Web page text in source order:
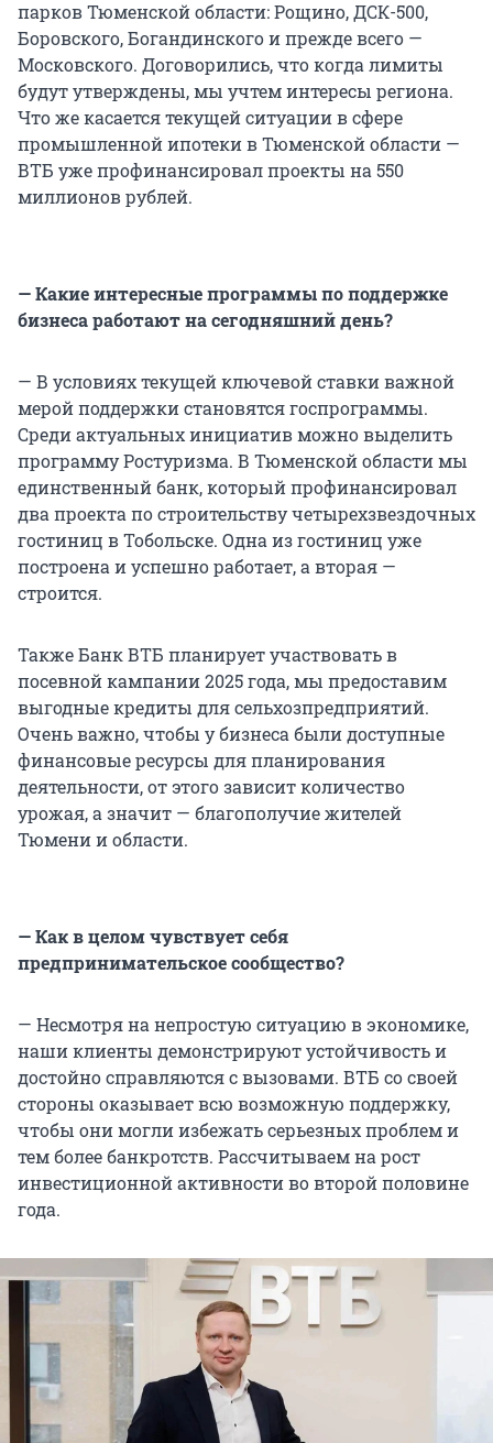
парков Тюменской области: Рощино, ДСК-500,
Боровского, Богандинского и прежде всего —
Московского. Договорились, что когда лимиты
будут утверждены, мы учтем интересы региона.
Что же касается текущей ситуации в сфере
промышленной ипотеки в Тюменской области —
ВТБ уже профинансировал проекты на 550
миллионов рублей.
— Какие интересные программы по поддержке
бизнеса работают на сегодняшний день?
— В условиях текущей ключевой ставки важной
мерой поддержки становятся госпрограммы.
Среди актуальных инициатив можно выделить
программу Ростуризма. В Тюменской области мы
единственный банк, который профинансировал
два проекта по строительству четырехзвездочных
гостиниц в Тобольске. Одна из гостиниц уже
построена и успешно работает, а вторая —
строится.
Также Банк ВТБ планирует участвовать в
посевной кампании 2025 года, мы предоставим
выгодные кредиты для сельхозпредприятий.
Очень важно, чтобы у бизнеса были доступные
финансовые ресурсы для планирования
деятельности, от этого зависит количество
урожая, а значит — благополучие жителей
Тюмени и области.
— Как в целом чувствует себя
предпринимательское сообщество?
— Несмотря на непростую ситуацию в экономике,
наши клиенты демонстрируют устойчивость и
достойно справляются с вызовами. ВТБ со своей
стороны оказывает всю возможную поддержку,
чтобы они могли избежать серьезных проблем и
тем более банкротств. Рассчитываем на рост
инвестиционной активности во второй половине
года.